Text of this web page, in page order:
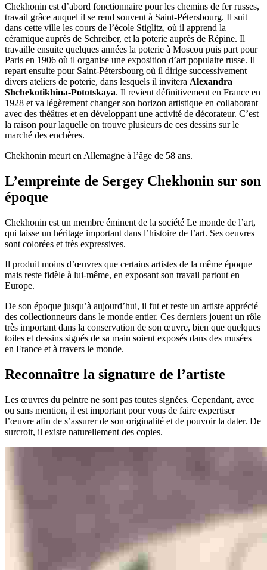
Chekhonin est d’abord fonctionnaire pour les chemins de fer russes,
travail grâce auquel il se rend souvent à Saint-Pétersbourg. Il suit
dans cette ville les cours de l’école Stiglitz, où il apprend la
céramique auprès de Schreiber, et la poterie auprès de Répine. Il
travaille ensuite quelques années la poterie à Moscou puis part pour
Paris en 1906 où il organise une exposition d’art populaire russe. Il
repart ensuite pour Saint-Pétersbourg où il dirige successivement
divers ateliers de poterie, dans lesquels il invitera Alexandra
Shchekotikhina-Pototskaya. Il revient définitivement en France en
1928 et va légèrement changer son horizon artistique en collaborant
avec des théâtres et en développant une activité de décorateur. C’est
la raison pour laquelle on trouve plusieurs de ces dessins sur le
marché des enchères.
Chekhonin meurt en Allemagne à l’âge de 58 ans.
L’empreinte de Sergey Chekhonin sur son
époque
Chekhonin est un membre éminent de la société Le monde de l’art,
qui laisse un héritage important dans l’histoire de l’art. Ses oeuvres
sont colorées et très expressives.
Il produit moins d’œuvres que certains artistes de la même époque
mais reste fidèle à lui-même, en exposant son travail partout en
Europe.
De son époque jusqu’à aujourd’hui, il fut et reste un artiste apprécié
des collectionneurs dans le monde entier. Ces derniers jouent un rôle
très important dans la conservation de son œuvre, bien que quelques
toiles et dessins signés de sa main soient exposés dans des musées
en France et à travers le monde.
Reconnaître la signature de l’artiste
Les œuvres du peintre ne sont pas toutes signées. Cependant, avec
ou sans mention, il est important pour vous de faire expertiser
l’œuvre afin de s’assurer de son originalité et de pouvoir la dater. De
surcroit, il existe naturellement des copies.